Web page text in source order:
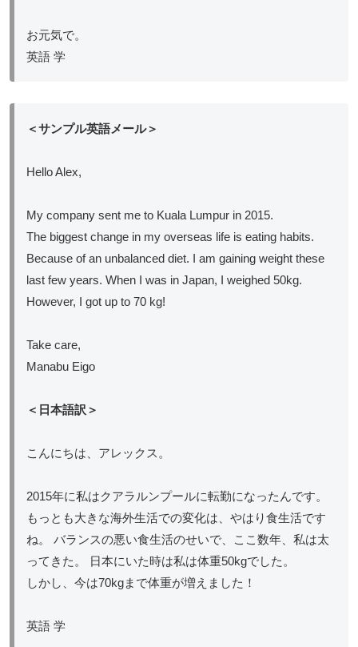
お元気で。
英語 学
＜サンプル英語メール＞
Hello Alex,
My company sent me to Kuala Lumpur in 2015.
The biggest change in my overseas life is eating habits.
Because of an unbalanced diet. I am gaining weight these
last few years. When I was in Japan, I weighed 50kg.
However, I got up to 70 kg!
Take care,
Manabu Eigo
＜日本語訳＞
こんにちは、アレックス。
2015年に私はクアラルンプールに転勤になったんです。
もっとも大きな海外生活での変化は、やはり食生活です
ね。 バランスの悪い食生活のせいで、ここ数年、私は太
ってきた。 日本にいた時は私は体重50kgでした。
しかし、今は70kgまで体重が増えました！
英語 学